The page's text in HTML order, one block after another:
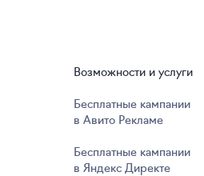
Возможности и услуги
Бесплатные кампании
в Авито Рекламе
Бесплатные кампании
в Яндекс Директе